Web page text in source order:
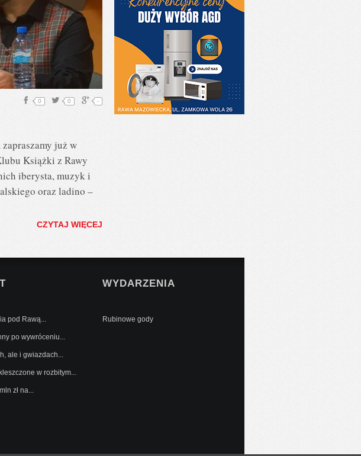
-
0
0
już w
Książki z Rawy
iberysta, muzyk i
oraz ladino –
CZYTAJ WIĘCEJ
pod Rawą...
po wywróceniu...
ale i gwiazdach...
w rozbitym...
zł na...
WYDARZENIA
Rubinowe gody